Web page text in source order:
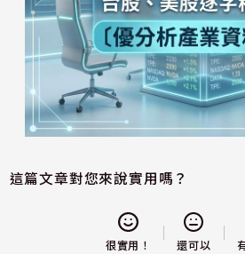
這篇文章對您來說實用嗎？
很實用！ 還可以